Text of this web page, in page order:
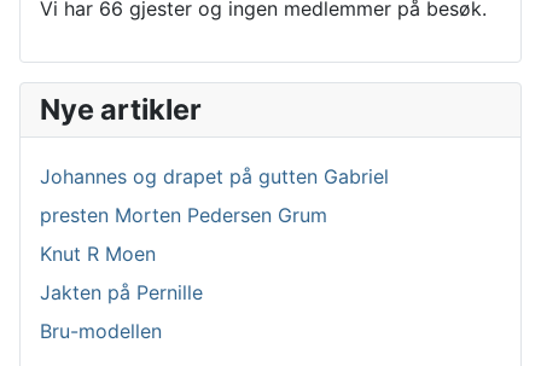
Vi har 66 gjester og ingen medlemmer på besøk.
Nye artikler
Johannes og drapet på gutten Gabriel
presten Morten Pedersen Grum
Knut R Moen
Jakten på Pernille
Bru-modellen